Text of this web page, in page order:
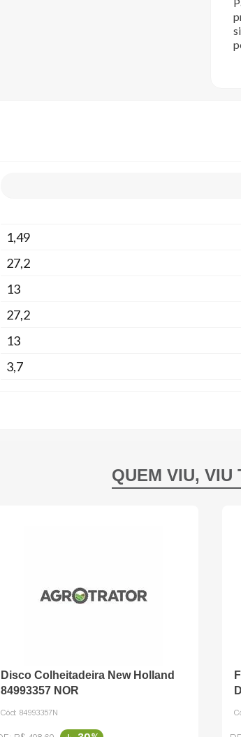
1,49
27,2
13
27,2
13
3,7
Disco Colheitadeira New Holland
84993357 NOR
Cód: 84993357N